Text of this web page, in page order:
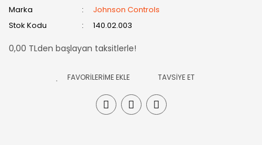
Marka
Johnson Controls
Stok Kodu
140.02.003
0,00 TLden başlayan taksitlerle!
TAVSİYE ET